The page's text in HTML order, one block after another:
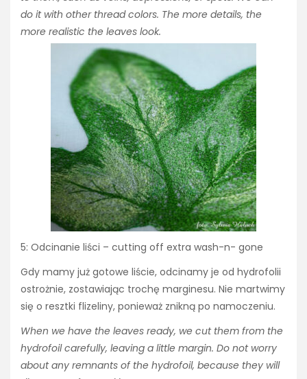
do it with other thread colors. The more details, the
more realistic the leaves look.
5: Odcinanie liści – cutting off extra wash-n- gone
Gdy mamy już gotowe liście, odcinamy je od hydrofolii
ostrożnie, zostawiając trochę marginesu. Nie martwimy
się o resztki flizeliny, ponieważ znikną po namoczeniu.
When we have the leaves ready, we cut them from the
hydrofoil carefully, leaving a little margin. Do not worry
about any remnants of the hydrofoil, because they will